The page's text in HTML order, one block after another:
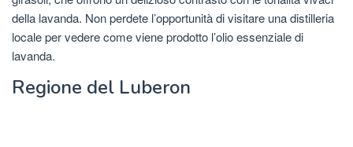
della lavanda. Non perdete l’opportunità di visitare una distilleria
locale per vedere come viene prodotto l’olio essenziale di
lavanda.
Regione del Luberon